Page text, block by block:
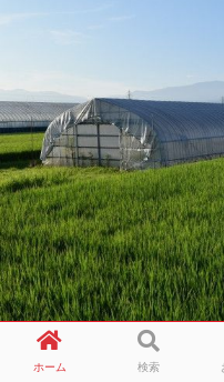
私は北海道で稲作農家
ホーム 検索